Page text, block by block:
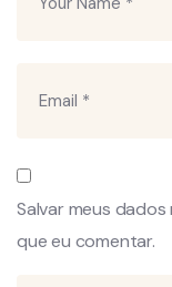
Salvar meus
que eu comentar.